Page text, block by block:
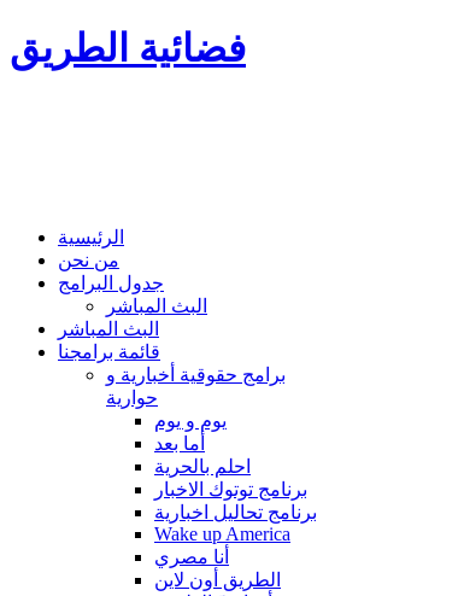
فضائية الطريق
الرئيسية
من نحن
جدول البرامج
البث المباشر
البث المباشر
قائمة برامجنا
برامج حقوقية أخبارية و
حوارية
يوم و يوم
أما بعد
احلم بالحرية
برنامج توتوك الاخبار
برنامج تحاليل اخبارية
Wake up America
أنا مصري
الطريق أون لاين